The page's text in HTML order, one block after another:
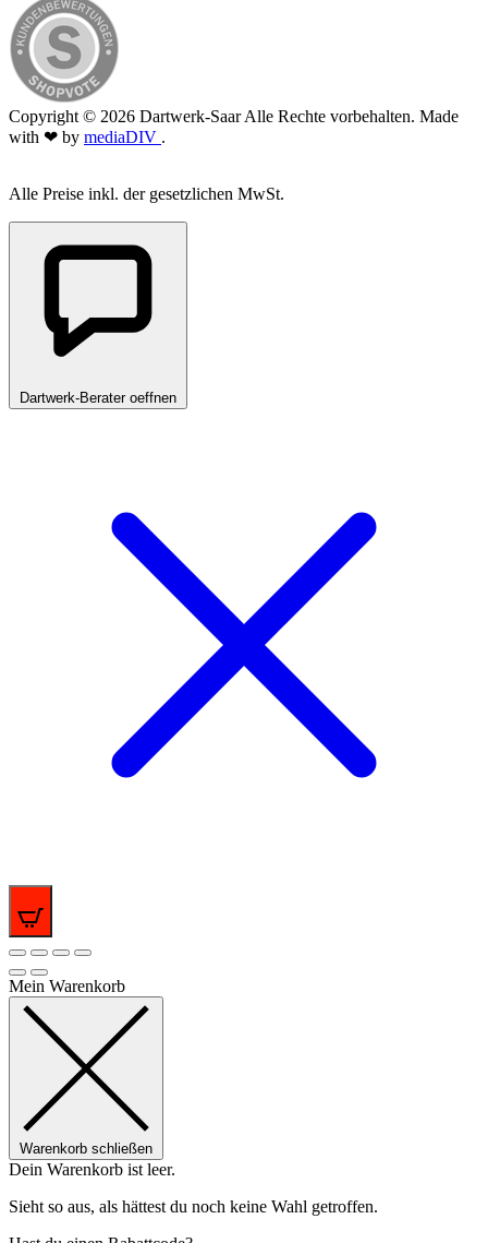
Copyright © 2026 Dartwerk-Saar Alle Rechte vorbehalten. Made
with ❤ by mediaDIV .
Alle Preise inkl. der gesetzlichen MwSt.
Dartwerk-Berater oeffnen
Mein Warenkorb
Warenkorb schließen
Dein Warenkorb ist leer.
Sieht so aus, als hättest du noch keine Wahl getroffen.